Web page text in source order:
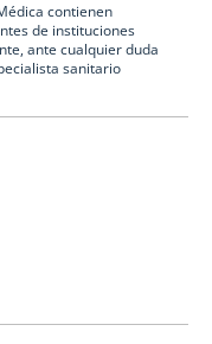
contienen
de instituciones
ante cualquier duda
sanitario